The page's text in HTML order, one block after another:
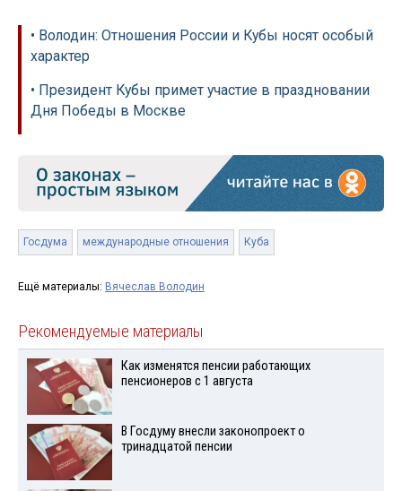
• Володин: Отношения России и Кубы носят особый
характер
• Президент Кубы примет участие в праздновании
Дня Победы в Москве
Госдума международные отношения Куба
Ещё материалы: Вячеслав Володин
Рекомендуемые материалы
Как изменятся пенсии работающих
пенсионеров с 1 августа
В Госдуму внесли законопроект о
тринадцатой пенсии